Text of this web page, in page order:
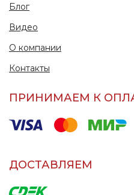
Блог
Видео
О компании
Контакты
ПРИНИМАЕМ К
ДОСТАВЛЯЕМ